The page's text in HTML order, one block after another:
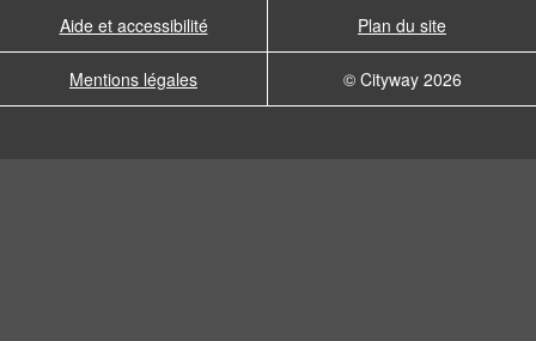
Aide et accessibilité Plan du site
Mentions légales © Cityway 2026